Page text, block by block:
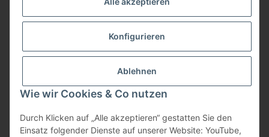
Konfigurieren
Ablehnen
Wie wir Cookies & Co nutzen
Durch Klicken auf „Alle akzeptieren“ gestatten Sie den
Einsatz folgender Dienste auf unserer Website: YouTube,
Herstellerinformationen